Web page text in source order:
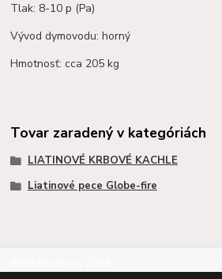
Tlak: 8-10 p (Pa)
Vývod dymovodu: horný
Hmotnosť: cca 205 kg
Tovar zaradený v kategóriách
LIATINOVÉ KRBOVÉ KACHLE
Liatinové pece Globe-fire